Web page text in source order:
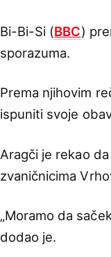
Bi-Bi-Si (BBC)
sporazuma.
Prema njihovim
ispuniti svoje
Aragči je rekao
zvaničnicima
„Moramo da
dodao je.